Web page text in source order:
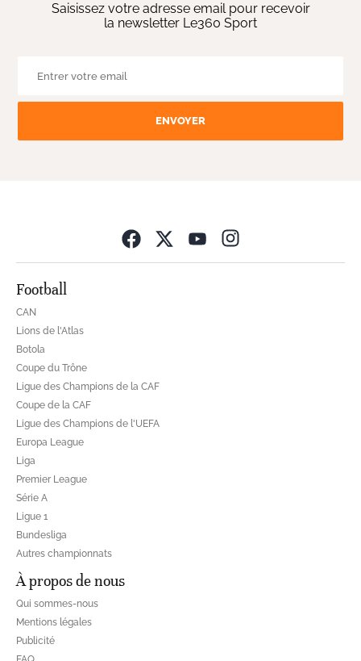
Saisissez votre adresse email pour recevoir
la newsletter Le360 Sport
ENVOYER
Football
CAN
Lions de l'Atlas
Botola
Coupe du Trône
Ligue des Champions de la CAF
Coupe de la CAF
Ligue des Champions de l'UEFA
Europa League
Liga
Premier League
Série A
Ligue 1
Bundesliga
Autres championnats
À propos de nous
Qui sommes-nous
Mentions légales
Publicité